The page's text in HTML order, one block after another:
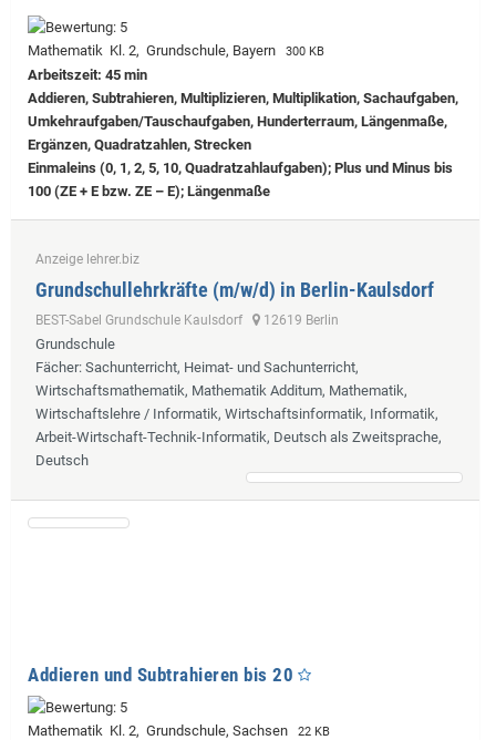
Mathematik Kl. 2, Grundschule, Bayern 300 KB
Arbeitszeit: 45 min
Addieren, Subtrahieren, Multiplizieren, Multiplikation, Sachaufgaben,
Umkehraufgaben/Tauschaufgaben, Hunderterraum, Längenmaße,
Ergänzen, Quadratzahlen, Strecken
Einmaleins (0, 1, 2, 5, 10, Quadratzahlaufgaben); Plus und Minus bis
100 (ZE + E bzw. ZE – E); Längenmaße
Anzeige lehrer.biz
Grundschullehrkräfte (m/w/d) in Berlin-Kaulsdorf
BEST-Sabel Grundschule Kaulsdorf 12619 Berlin
Grundschule
Fächer: Sachunterricht, Heimat- und Sachunterricht,
Wirtschaftsmathematik, Mathematik Additum, Mathematik,
Wirtschaftslehre / Informatik, Wirtschaftsinformatik, Informatik,
Arbeit-Wirtschaft-Technik-Informatik, Deutsch als Zweitsprache,
Deutsch
Addieren und Subtrahieren bis 20
Mathematik Kl. 2, Grundschule, Sachsen 22 KB